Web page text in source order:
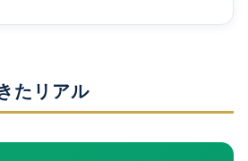
たリアル